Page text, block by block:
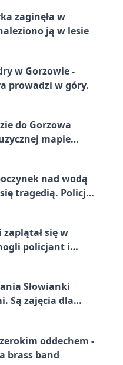
zaginęła w
ją w lesie
w Gorzowie -
prowadzi w góry.
do Gorzowa
mapie
nad wodą
tragedią. Policja
zaplątał się w
policjant i
Słowianki
Są zajęcia dla
oddechem -
brass band